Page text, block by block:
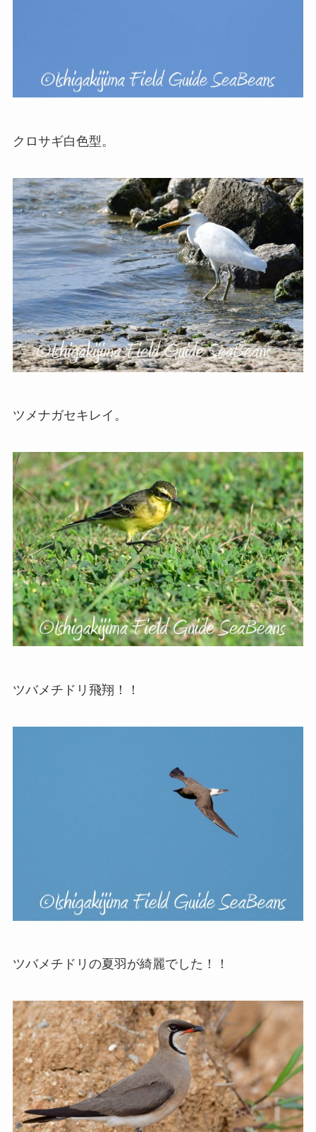
クロサギ白色型。
ツメナガセキレイ。
ツバメチドリ飛翔！！
ツバメチドリの夏羽が綺麗でした！！